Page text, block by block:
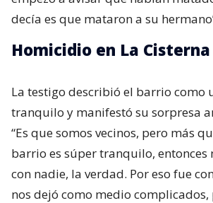
decía es que mataron a su
Homicidio en La Cisterna
La testigo describió el barrio como
tranquilo y manifestó su sorpresa
“Es que somos vecinos, pero más
barrio es súper tranquilo, entonces
con nadie, la verdad. Por eso fue
nos dejó como medio